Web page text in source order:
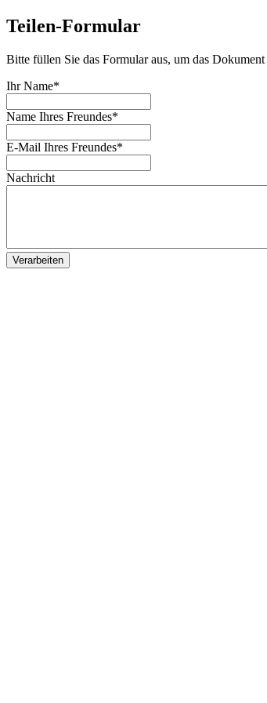
Teilen-Formular
Bitte füllen Sie das Formular aus, um das Dokument
Ihr Name*
Name Ihres Freundes*
E-Mail Ihres Freundes*
Nachricht